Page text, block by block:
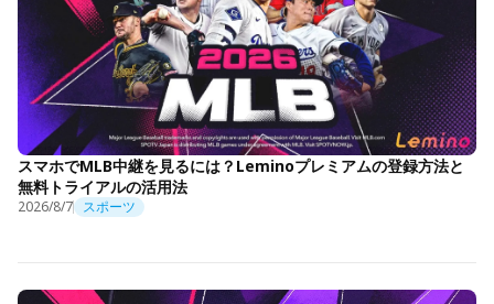
スマホでMLB中継を見るには？Leminoプレミアムの登録方法と
無料トライアルの活用法
2026/8/7 スポーツ